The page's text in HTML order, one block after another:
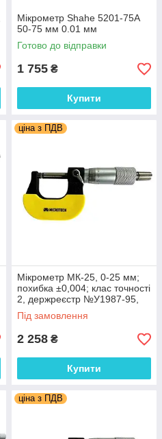
Мікрометр Shahe 5201-75A
50-75 мм 0.01 мм
Готово до відправки
1 755 ₴
Купити
ціна з ПДВ
Мікрометр МК-25, 0-25 мм;
похибка ±0,004; клас точності
2, держреєстр №У1987-95,
Україна
Під замовлення
2 258 ₴
Купити
ціна з ПДВ